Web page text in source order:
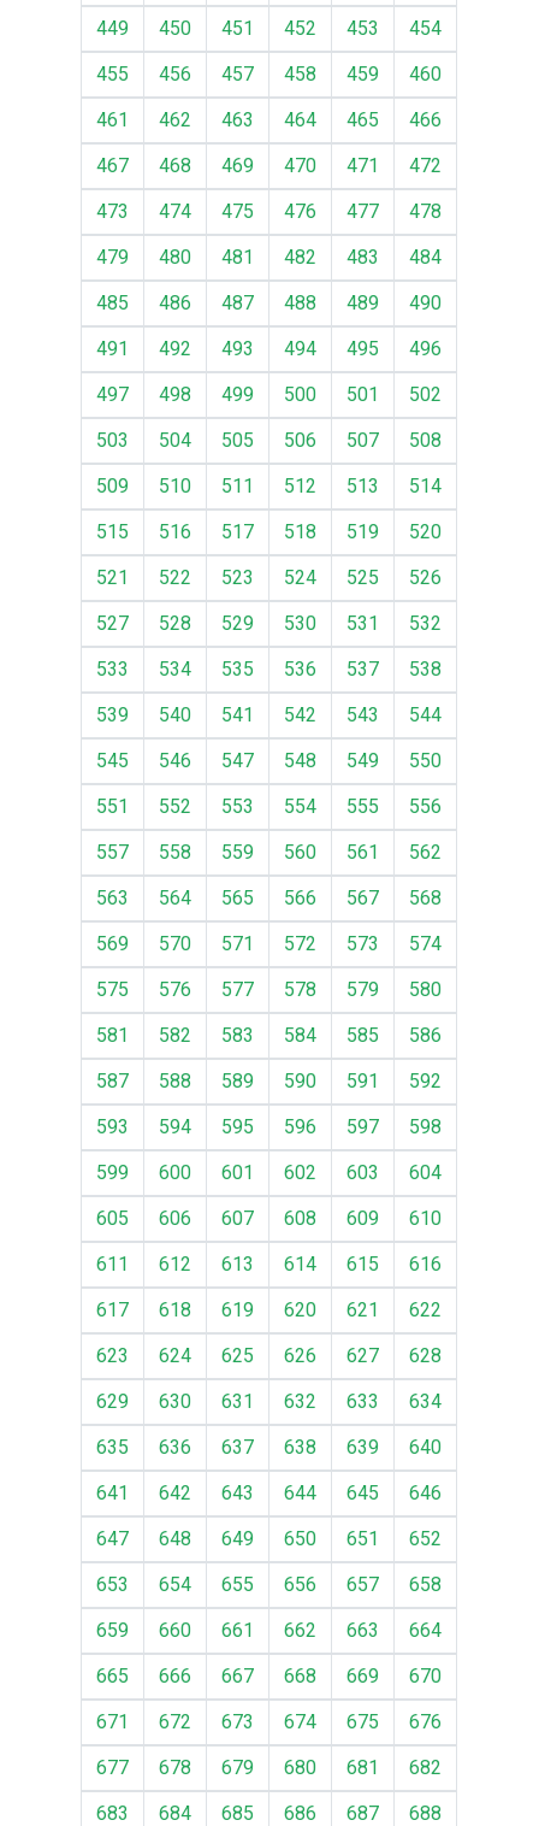
449 450 451 452 453
454
455
456 457 458 459
460
461
462 463 464 465
466
467
468 469 470 471
472
473
474 475 476 477
478
479
480 481 482 483
484
485
486 487 488 489
490
491
492 493 494 495
496
497
498 499 500 501
502
503
504 505 506 507
508
509
510 511 512 513
514
515
516 517 518 519
520
521
522 523 524 525
526
527
528 529 530 531
532
533
534 535 536 537
538
539
540 541 542 543
544
545
546 547 548 549
550
551
552 553 554 555
556
557
558 559 560 561
562
563
564 565 566 567
568
569
570 571 572 573
574
575
576 577 578 579
580
581
582 583 584 585
586
587
588 589 590 591
592
593
594 595 596 597
598
599
600 601 602 603
604
605
606 607 608 609
610
611
612 613 614 615
616
617
618 619 620 621
622
623
624 625 626 627
628
629
630 631 632 633
634
635
636 637 638 639
640
641
642 643 644 645
646
647
648 649 650 651
652
653
654 655 656 657
658
659
660 661 662 663
664
665
666 667 668 669
670
671
672 673 674 675
676
677
678 679 680 681
682
683
684 685 686 687
688